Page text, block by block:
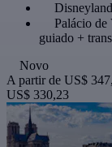
Palácio de
guiado +
Novo
A partir de US$
US$ 330,23